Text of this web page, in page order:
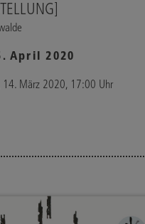
April 2020
14. März 2020, 17:00 Uhr